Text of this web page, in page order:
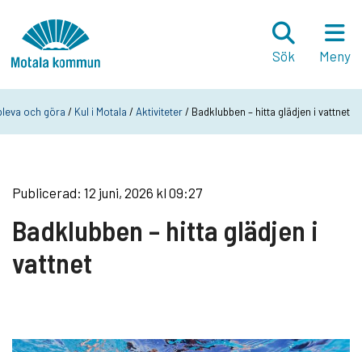
Sök
Meny
och göra / Kul i Motala /Aktiviteter/ Badklubben – hitta glädjen i vattnet
Publicerad: 12 juni, 2026 kl 09:27
Badklubben – hitta glädjen i
vattnet